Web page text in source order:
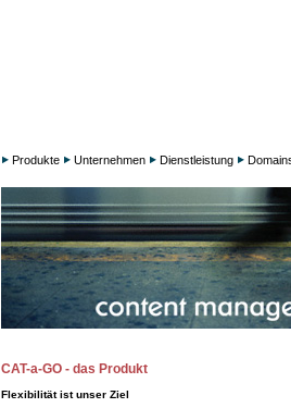
Produkte Unternehmen Dienstleistung
CAT-a-GO - das Produkt
Flexibilität ist unser Ziel